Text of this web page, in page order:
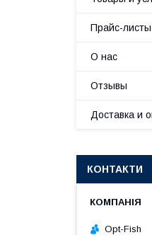
Прайс-листы
О нас
Отзывы
Доставка и
КОНТАКТИ
Opt-Fish